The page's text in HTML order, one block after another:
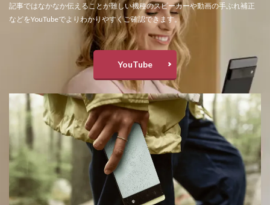
記事ではなかなか伝えることが難しい機種のスピーカーや動画の手ぶれ補正
などをYouTubeでよりわかりやすくご確認できます。
YouTube